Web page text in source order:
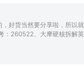
好货当然要分享啦，所以就
：260522、大摩硬核拆解英